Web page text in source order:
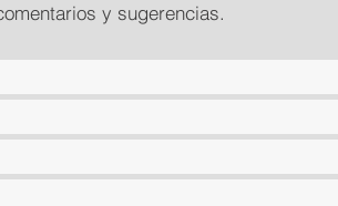
y sugerencias.